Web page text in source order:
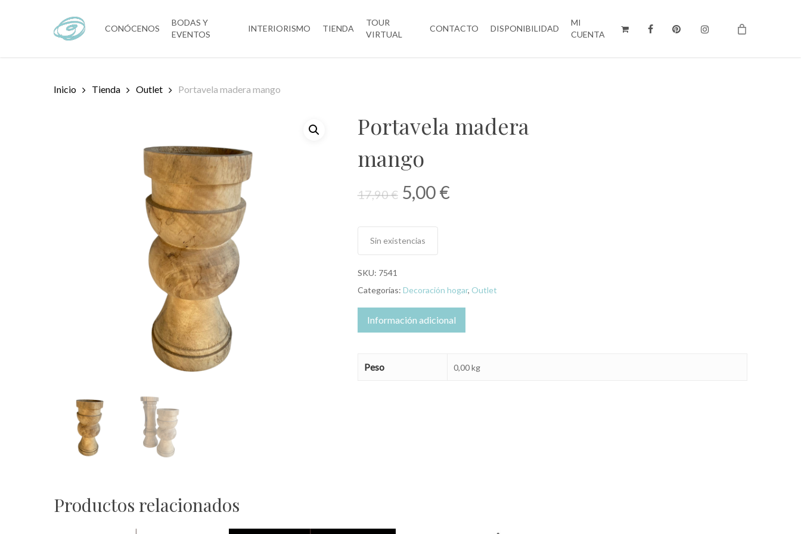
CONÓCENOS
BODAS Y
EVENTOS
INTERIORISMO TIENDA
TOUR
VIRTUAL
CONTACTO DISPONIBILIDAD
MI
CUENTA
Inicio Tienda Outlet Portavela madera mango
Portavela madera
mango
17,90€ El
original
era:
5,00€El
Sin existencias
SKU: 7541
Categorías: Decoración hogar, Outlet
Información adicional
Peso 0,00 kg
Productos relacionados